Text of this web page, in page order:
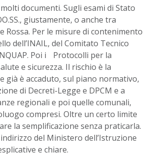
documenti. Sugli esami di Stato
giustamente, o anche tra
Rossa. Per le misure di contenimento
dell’INAIL, del Comitato Tecnico
Poi i Protocolli per la
e sicurezza. Il rischio è la
già è accaduto, sul piano normativo,
di Decreti-Legge e DPCM e a
regionali e poi quelle comunali,
compresi. Oltre un certo limite
la semplificazione senza praticarla.
del Ministero dell’Istruzione
e chiare.